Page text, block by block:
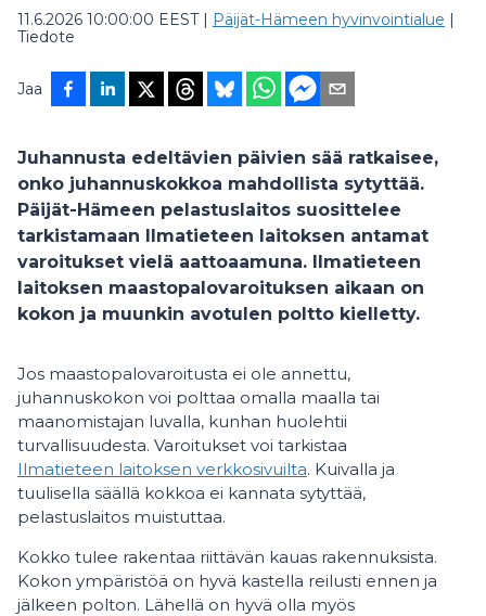
11.6.2026 10:00:00 EEST| Päijät-Hämeen hyvinvointialue |
Tiedote
Jaa
Juhannusta edeltävien päivien sää ratkaisee,
onko juhannuskokkoa mahdollista sytyttää.
Päijät-Hämeen pelastuslaitos suosittelee
tarkistamaan Ilmatieteen laitoksen antamat
varoitukset vielä aattoaamuna. Ilmatieteen
laitoksen maastopalovaroituksen aikaan on
kokon ja muunkin avotulen poltto kielletty.
Jos maastopalovaroitusta ei ole annettu,
juhannuskokon voi polttaa omalla maalla tai
maanomistajan luvalla, kunhan huolehtii
turvallisuudesta. Varoitukset voi tarkistaa
Ilmatieteen laitoksen verkkosivuilta. Kuivalla ja
tuulisella säällä kokkoa ei kannata sytyttää,
pelastuslaitos muistuttaa.
Kokko tulee rakentaa riittävän kauas rakennuksista.
Kokon ympäristöä on hyvä kastella reilusti ennen ja
jälkeen polton. Lähellä on hyvä olla myös